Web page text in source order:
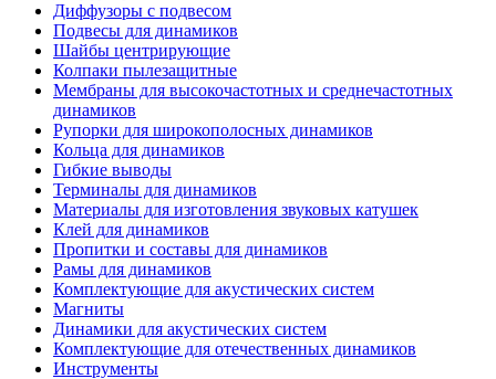
Диффузоры с подвесом
Подвесы для динамиков
Шайбы центрирующие
Колпаки пылезащитные
Мембраны для высокочастотных и среднечастотных
динамиков
Рупорки для широкополосных динамиков
Кольца для динамиков
Гибкие выводы
Терминалы для динамиков
Материалы для изготовления звуковых катушек
Клей для динамиков
Пропитки и составы для динамиков
Рамы для динамиков
Комплектующие для акустических систем
Магниты
Динамики для акустических систем
Комплектующие для отечественных динамиков
Инструменты